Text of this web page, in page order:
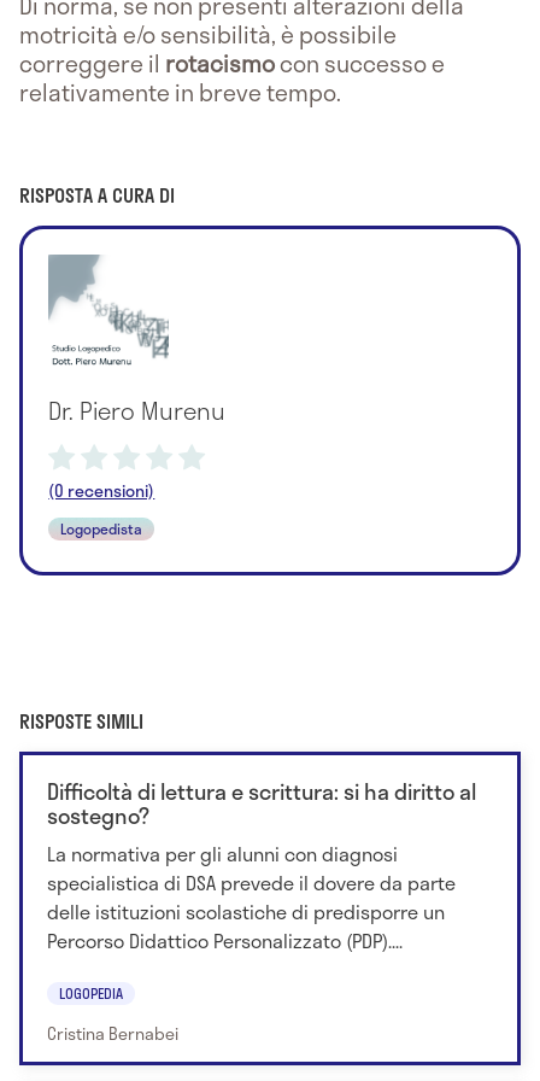
motricità e/o sensibilità, è possibile
correggere il rotacismocon successo e
relativamente in breve tempo.
RISPOSTA A CURA DI
Dr. Piero Murenu
(0 recensioni)
Logopedista
RISPOSTE SIMILI
Difficoltà di lettura e scrittura: si ha diritto al
sostegno?
La normativa per gli alunni con diagnosi
specialistica di DSA prevede il dovere da parte
delle istituzioni scolastiche di predisporre un
Percorso Didattico Personalizzato (PDP)....
LOGOPEDIA
Cristina Bernabei